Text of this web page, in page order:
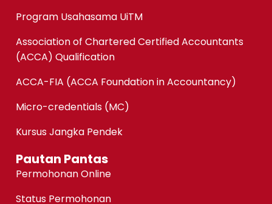
Program Usahasama UiTM
Association of Chartered Certified Accountants
(ACCA) Qualification
ACCA-FIA (ACCA Foundation in Accountancy)
Micro-credentials (MC)
Kursus Jangka Pendek
Pautan Pantas
Permohonan Online
Status Permohonan